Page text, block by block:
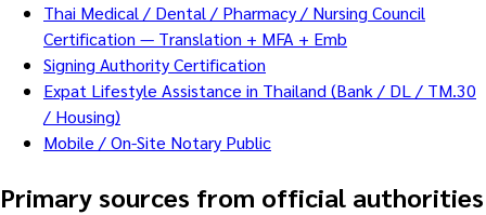
Thai Medical / Dental / Pharmacy / Nursing Council
Certification — Translation + MFA + Emb
Signing Authority Certification
Expat Lifestyle Assistance in Thailand (Bank / DL / TM.30
/ Housing)
Mobile / On-Site Notary Public
Primary sources from official authorities